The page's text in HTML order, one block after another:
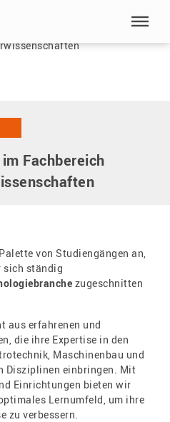
Fachbereich
von Studiengängen an,
sich ständig
zugeschnitten
aus erfahrenen und
die ihre Expertise in den
Maschinenbau und
Disziplinen einbringen. Mit
Einrichtungen bieten wir
Lernumfeld, um ihre
zu verbessern.